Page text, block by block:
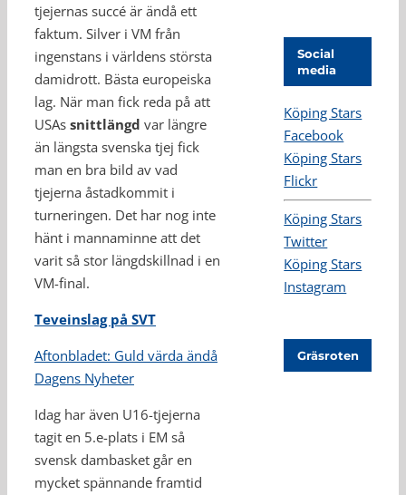
tjejernas succé är ändå ett
faktum. Silver i VM från
ingenstans i världens största
damidrott. Bästa europeiska
lag. När man fick reda på att
USAs snittlängd var längre
än längsta svenska tjej fick
man en bra bild av vad
tjejerna åstadkommit i
turneringen. Det har nog inte
hänt i mannaminne att det
varit så stor längdskillnad i en
VM-final.
Teveinslag på SVT
Aftonbladet: Guld värda ändå
Dagens Nyheter
Idag har även U16-tjejerna
tagit en 5.e-plats i EM så
svensk dambasket går en
mycket spännande framtid
Social
media
Köping Stars
Facebook
Köping Stars
Flickr
Köping Stars
Twitter
Köping Stars
Instagram
Gräsroten